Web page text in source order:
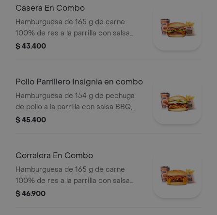
Casera En Combo
Hamburguesa de 165 g de carne
100% de res a la parrilla con salsa
bbq, queso americano, cebolla,
cascos) + bebida
$ 43.400
Pollo Parrillero Insignia en combo
Hamburguesa de 154 g de pechuga
de pollo a la parrilla con salsa BBQ,
tocineta, una tajada de queso tipo
pan papa + papas medianas (Corral o
$ 45.400
Corralera En Combo
Hamburguesa de 165 g de carne
100% de res a la parrilla con salsa
bbq, tocineta, queso americano,
$ 46.900